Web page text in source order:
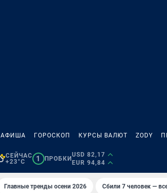
АФИША ГОРОСКОП КУРСЫ ВАЛЮТ ZODY
СЕЙЧАС
+23°C
1 ПРОБКИ
USD 82,17
EUR 94,84
Главные тренды осени 2026 Сбили 7 человек —